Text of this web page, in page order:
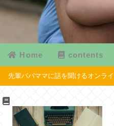
Home contents
先輩パパママに話を聞けるオンラ